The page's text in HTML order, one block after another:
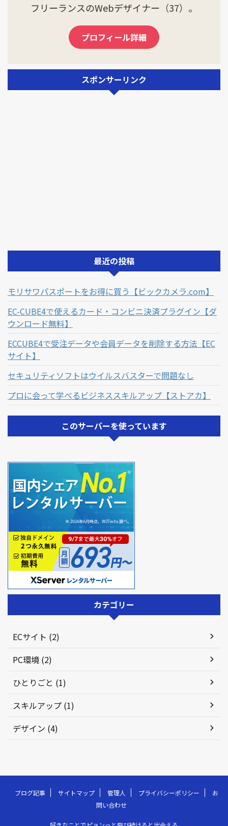
フリーランスのWebデザイナー（37）。
プロフィール詳細
スポンサーリンク
最近の投稿
モリサワパスポートをお得に買う【ビックカメラ.com】
EC-CUBE4で使えるカード・コンビニ決済プラグイン【ダ
ウンロード無料】
ECCUBE4で受注データや会員データを削除する方法【EC
サイト】
セキュリティソフトはウイルスバスターで問題なし
プロに会って学べるビジネススキルアップ【ストアカ】
このサーバーを使っています
カテゴリー
ECサイト (2)
PC環境 (2)
ひとりごと (1)
スキルアップ (1)
デザイン (4)
ブログ記事 サイトマップ 管理人 プライバシーポリシー
お
問い合わせ